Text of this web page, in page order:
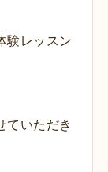
験レッスン
ていただき